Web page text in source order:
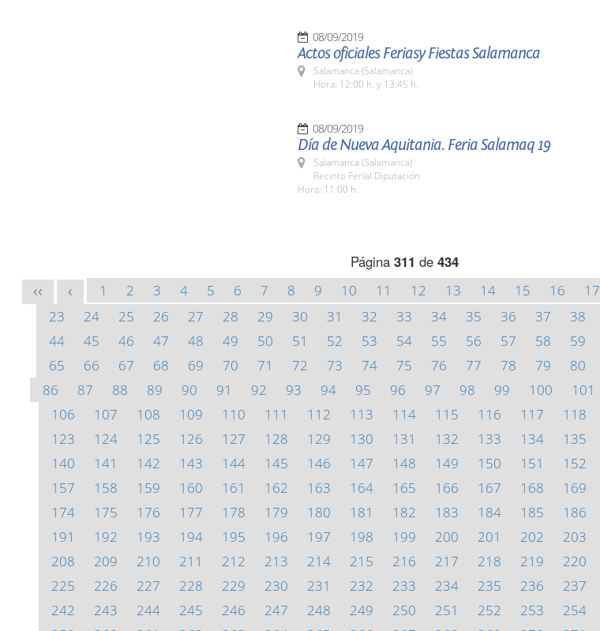
08/09/2019
Actos oficiales Feriasy Fiestas Salamanca
Salamanca (Salamanca)
Hora: 12:00 h. y 13:45 h.
08/09/2019
Día de Nueva Aquitania. Feria Salamaq 19
Salamanca (Salamanca)
Recinto Ferial Diputación
Hora: 11:00 h.
Página 311 de 434
<< < 1 2 3 4 5 6 7 8 9 10 11 12 13 14 15 16 17
23
24 25 26 27 28 29 30 31 32 33 34 35 36 37 38
44
45 46 47 48 49 50 51 52 53 54 55 56 57 58 59
65
66 67 68 69 70 71 72 73 74 75 76 77 78 79 80
86
87 88 89 90 91 92 93 94 95 96 97 98 99 100 101
106
107 108 109 110 111 112 113 114 115 116 117 118
123
124 125 126 127 128 129 130 131 132 133 134 135
140
141 142 143 144 145 146 147 148 149 150 151 152
157
158 159 160 161 162 163 164 165 166 167 168 169
174
175 176 177 178 179 180 181 182 183 184 185 186
191
192 193 194 195 196 197 198 199 200 201 202 203
208
209 210 211 212 213 214 215 216 217 218 219 220
225
226 227 228 229 230 231 232 233 234 235 236 237
242
243 244 245 246 247 248 249 250 251 252 253 254